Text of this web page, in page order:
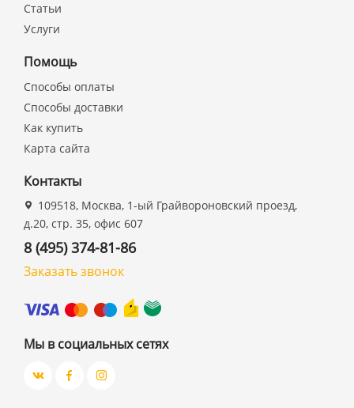
Статьи
Услуги
Помощь
Способы оплаты
Способы доставки
Как купить
Карта сайта
Контакты
109518, Москва, 1-ый Грайвороновский проезд,
д.20, стр. 35, офис 607
8 (495) 374-81-86
Заказать звонок
Мы в социальных сетях